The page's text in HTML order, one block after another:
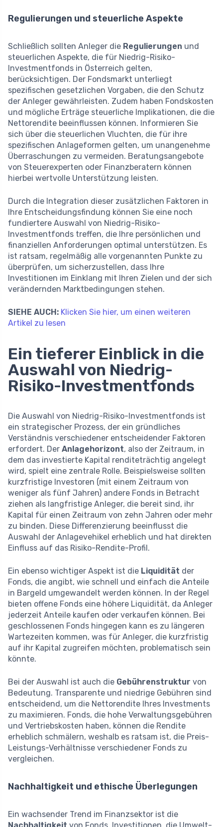
Regulierungen und steuerliche Aspekte
Schließlich sollten Anleger die Regulierungen und
steuerlichen Aspekte, die für Niedrig-Risiko-
Investmentfonds in Österreich gelten,
berücksichtigen. Der Fondsmarkt unterliegt
spezifischen gesetzlichen Vorgaben, die den Schutz
der Anleger gewährleisten. Zudem haben Fondskosten
und mögliche Erträge steuerliche Implikationen, die die
Nettorendite beeinflussen können. Informieren Sie
sich über die steuerlichen Vluchten, die für ihre
spezifischen Anlageformen gelten, um unangenehme
Überraschungen zu vermeiden. Beratungsangebote
von Steuerexperten oder Finanzberatern können
hierbei wertvolle Unterstützung leisten.
Durch die Integration dieser zusätzlichen Faktoren in
Ihre Entscheidungsfindung können Sie eine noch
fundiertere Auswahl von Niedrig-Risiko-
Investmentfonds treffen, die Ihre persönlichen und
finanziellen Anforderungen optimal unterstützen. Es
ist ratsam, regelmäßig alle vorgenannten Punkte zu
überprüfen, um sicherzustellen, dass Ihre
Investitionen im Einklang mit Ihren Zielen und der sich
verändernden Marktbedingungen stehen.
SIEHE AUCH: Klicken Sie hier, um einen weiteren
Artikel zu lesen
Ein tieferer Einblick in die
Auswahl von Niedrig-
Risiko-Investmentfonds
Die Auswahl von Niedrig-Risiko-Investmentfonds ist
ein strategischer Prozess, der ein gründliches
Verständnis verschiedener entscheidender Faktoren
erfordert. Der Anlagehorizont, also der Zeitraum, in
dem das investierte Kapital renditeträchtig angelegt
wird, spielt eine zentrale Rolle. Beispielsweise sollten
kurzfristige Investoren (mit einem Zeitraum von
weniger als fünf Jahren) andere Fonds in Betracht
ziehen als langfristige Anleger, die bereit sind, ihr
Kapital für einen Zeitraum von zehn Jahren oder mehr
zu binden. Diese Differenzierung beeinflusst die
Auswahl der Anlagevehikel erheblich und hat direkten
Einfluss auf das Risiko-Rendite-Profil.
Ein ebenso wichtiger Aspekt ist die Liquidität der
Fonds, die angibt, wie schnell und einfach die Anteile
in Bargeld umgewandelt werden können. In der Regel
bieten offene Fonds eine höhere Liquidität, da Anleger
jederzeit Anteile kaufen oder verkaufen können. Bei
geschlossenen Fonds hingegen kann es zu längeren
Wartezeiten kommen, was für Anleger, die kurzfristig
auf ihr Kapital zugreifen möchten, problematisch sein
könnte.
Bei der Auswahl ist auch die Gebührenstruktur von
Bedeutung. Transparente und niedrige Gebühren sind
entscheidend, um die Nettorendite Ihres Investments
zu maximieren. Fonds, die hohe Verwaltungsgebühren
und Vertriebskosten haben, können die Rendite
erheblich schmälern, weshalb es ratsam ist, die Preis-
Leistungs-Verhältnisse verschiedener Fonds zu
vergleichen.
Nachhaltigkeit und ethische Überlegungen
Ein wachsender Trend im Finanzsektor ist die